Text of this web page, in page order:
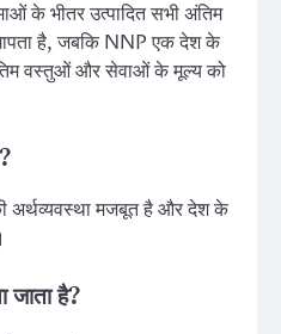
के भीतर उत्पादित सभी अंतिम
है, जबकि NNP एक देश के
अंतिम वस्तुओं और सेवाओं के मूल्य को
अर्थव्यवस्था मजबूत है और देश के
जाता है?